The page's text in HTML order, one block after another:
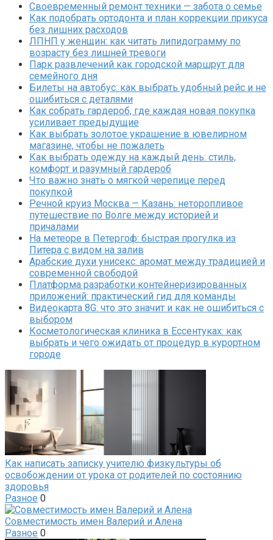
Своевременный ремонт техники — забота о семье
Как подобрать ортодонта и план коррекции прикуса
без лишних расходов
ЛПНП у женщин: как читать липидограмму по
возрасту без лишней тревоги
Парк развлечений как городской маршрут для
семейного дня
Билеты на автобус: как выбрать удобный рейс и не
ошибиться с деталями
Как собрать гардероб, где каждая новая покупка
усиливает предыдущие
Как выбрать золотое украшение в ювелирном
магазине, чтобы не пожалеть
Как выбрать одежду на каждый день: стиль,
комфорт и разумный гардероб
Что важно знать о мягкой черепице перед
покупкой
Речной круиз Москва — Казань: неторопливое
путешествие по Волге между историей и
причалами
На метеоре в Петергоф: быстрая прогулка из
Питера с видом на залив
Арабские духи унисекс: аромат между традицией и
современной свободой
Платформа разработки контейнеризированных
приложений: практический гид для команды
Видеокарта 8G: что это значит и как не ошибиться с
выбором
Косметологическая клиника в Ессентуках: как
выбрать и чего ожидать от процедур в курортном
городе
Как написать записку учителю физкультуры об
освобождении от урока от родителей по состоянию
здоровья
Разное 0
Совместимость имен Валерий и Алена
Разное 0